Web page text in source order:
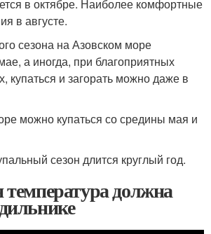
в октябре. Наиболее комфортные
в августе.
сезона на Азовском море
а иногда, при благоприятных
купаться и загорать можно даже в
можно купаться со средины мая и
сезон длится круглый год.
должна